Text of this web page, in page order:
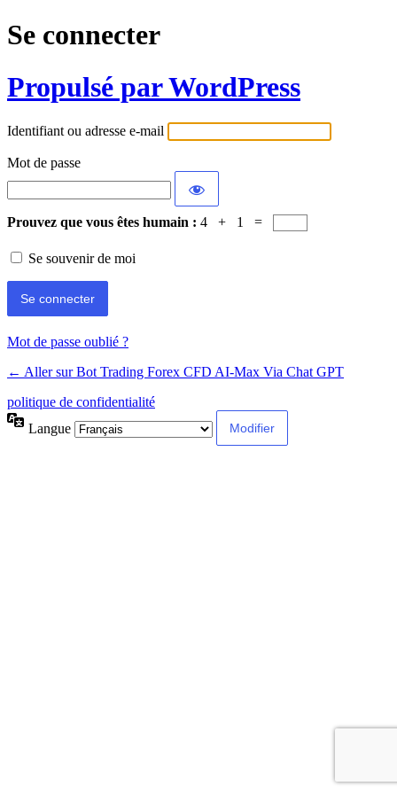
Se connecter
Propulsé par WordPress
Identifiant ou adresse e-mail
Mot de passe
Prouvez que vous êtes humain : 4 + 1 =
Se souvenir de moi
Mot de passe oublié ?
← Aller sur Bot Trading Forex CFD AI-Max Via Chat GPT
politique de confidentialité
Langue